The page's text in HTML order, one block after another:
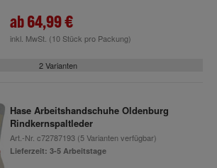
ab64,99 €
inkl. MwSt. (10 Stück pro Packung)
2 Varianten
Hase Arbeitshandschuhe Oldenburg
Rindkernspaltleder
Art.-Nr. c72787193(5 Varianten verfügbar)
Lieferzeit: 3-5 Arbeitstage